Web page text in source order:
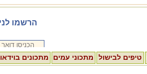
טיפים לבישול מתכוני עמים מתכונים בוידאו